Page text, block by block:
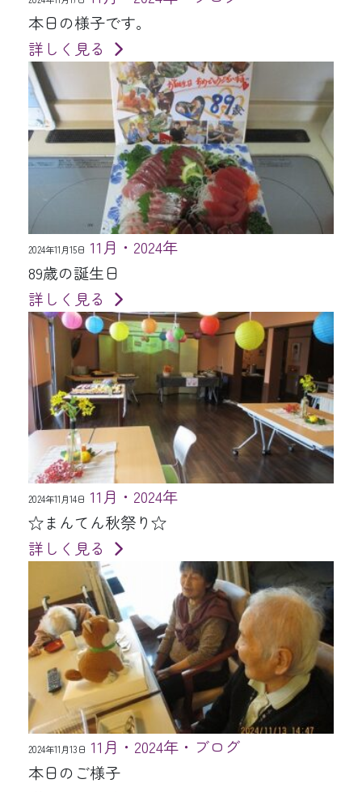
本日の様子です。
詳しく見る
2024年11月15日 11月・2024年
89歳の誕生日
詳しく見る
2024年11月14日 11月・2024年
☆まんてん秋祭り☆
詳しく見る
2024年11月13日 11月・2024年・ブログ
本日のご様子